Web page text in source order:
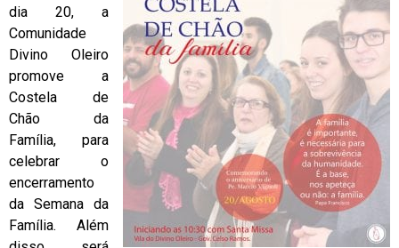
dia 20, a
Comunidade
Divino Oleiro
promove a
Costela de
Chão da
Família, para
celebrar o
encerramento
da Semana da
Família. Além